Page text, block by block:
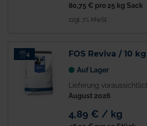
80,75 € pro 25 kg Sack
zzgl. 7% MwSt.
4 FOS Reviva / 10 kg
Auf Lager
Lieferung
August 2026
4,89 € / kg